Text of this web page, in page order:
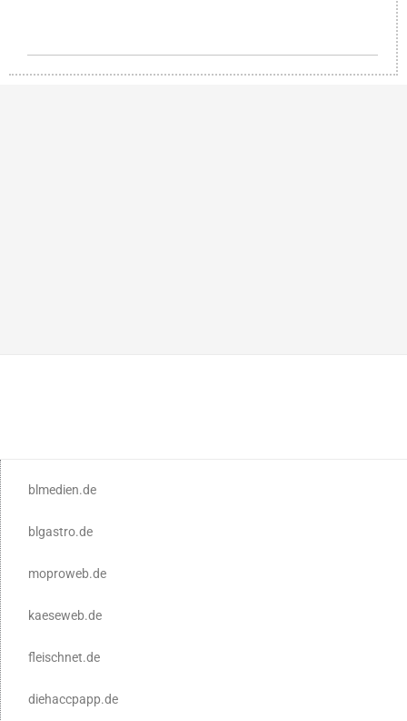
blmedien.de
blgastro.de
moproweb.de
kaeseweb.de
fleischnet.de
diehaccpapp.de